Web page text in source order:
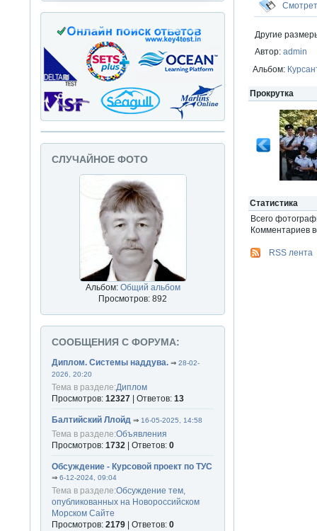
Другие
Автор:admin
Альбом:
Прокрутка
Статистика
Всего
Комментариев
RSS лента
СЛУЧАЙНОЕ ФОТО
Альбом: Общий альбом
Просмотров: 892
СООБЩЕНИЯ С ФОРУМА:
Диплом. Системы наддува. ⇒28-02-
2026, 20:20
Тема в разделе:Диплом
Просмотров:12327 | Ответов:13
Балтийский Ллойд ⇒16-05-2025, 14:58
Тема в разделе:Объявления
Просмотров:1732 | Ответов:0
Обсуждение - Курсовой проект по ТУС
⇒6-12-2024, 09:04
Тема в разделе:Обсуждение тем,
опубликованных на Новороссийском
Морском Сайте
Просмотров:2179 | Ответов:0